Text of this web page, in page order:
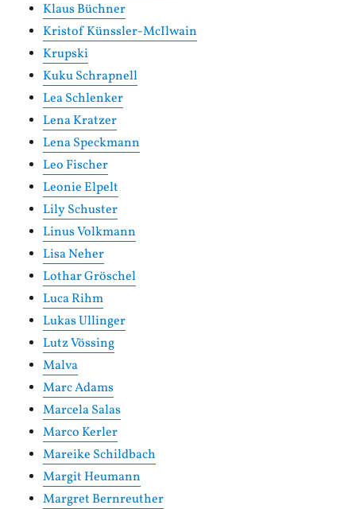
Klaus Büchner
Kristof Künssler-McIlwain
Krupski
Kuku Schrapnell
Lea Schlenker
Lena Kratzer
Lena Speckmann
Leo Fischer
Leonie Elpelt
Lily Schuster
Linus Volkmann
Lisa Neher
Lothar Gröschel
Luca Rihm
Lukas Ullinger
Lutz Vössing
Malva
Marc Adams
Marcela Salas
Marco Kerler
Mareike Schildbach
Margit Heumann
Margret Bernreuther